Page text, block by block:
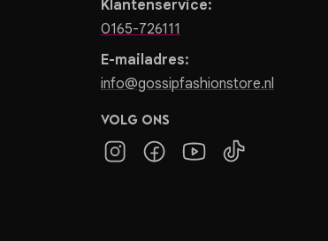
Klantenservice:
0165-726111
E-mailadres:
info@gossipfashionstore.nl
Volg ons